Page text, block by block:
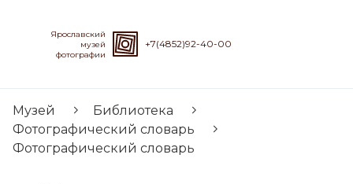
Ярославский
музей
фотографии
+7(4852)92-40-00
Музей
Библиотека
Фотографический словарь
Фотографический словарь